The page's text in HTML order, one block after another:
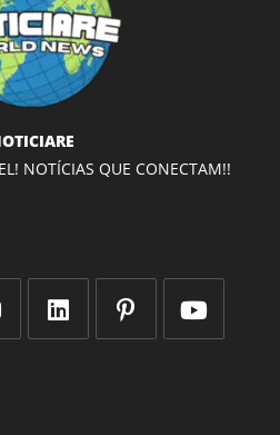
NOTÍCIAS QUE CONECTAM!!